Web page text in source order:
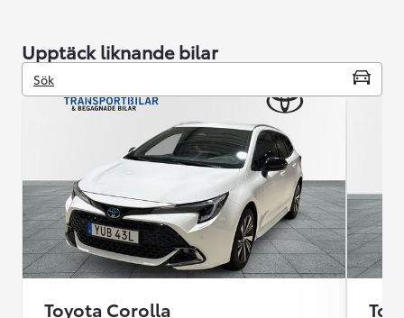
Upptäck liknande bilar
Sök
Toyota Corolla